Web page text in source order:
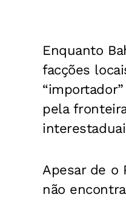
Enquanto
facções
pela
Apesar de o
não